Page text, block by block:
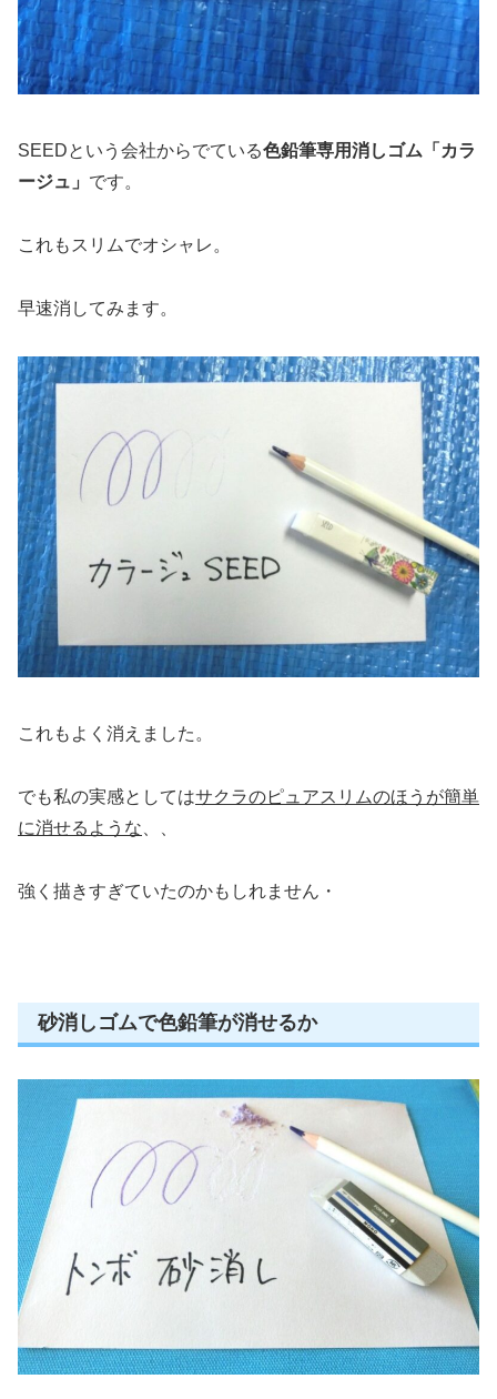
SEEDという会社からでている色鉛筆専用消しゴム「カラ
ージュ」 です。
これもスリムでオシャレ。
早速消してみます。
これもよく消えました。
でも私の実感としてはサクラのピュアスリムのほうが簡単
に消せるような
強く描きすぎていたのかもしれません・
砂消しゴムで色鉛筆が消せるか